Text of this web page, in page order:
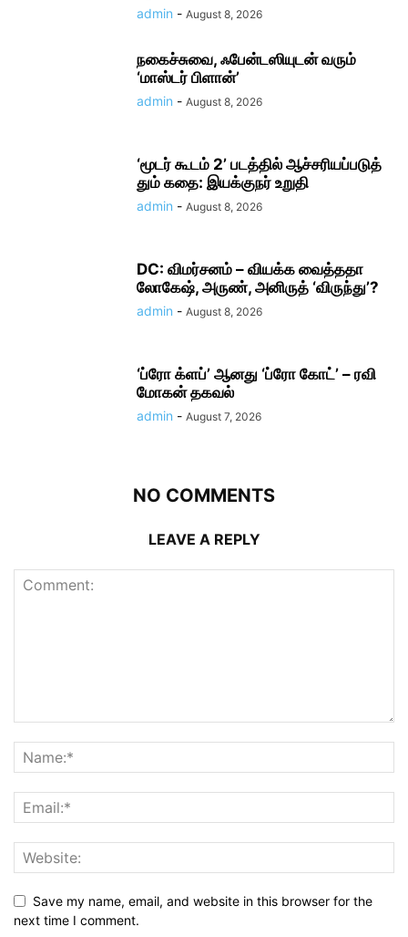
admin - August 8, 2026
நகைச்​சுவை, ஃபேன்டஸியுடன் வரும்
‘மாஸ்டர் பிளான்’
admin - August 8, 2026
‘மூடர் கூடம் 2’ படத்தில் ஆச்சரியப்படுத்​
தும் கதை: இயக்குநர் உறுதி
admin - August 8, 2026
DC: விமர்சனம் – வியக்க வைத்ததா
லோகேஷ், அருண், அனிருத் ‘விருந்து’?
admin - August 8, 2026
‘ப்ரோ க்ளப்’ ஆனது ‘ப்ரோ கோட்’ – ரவி
மோகன் தகவல்
admin - August 7, 2026
NO COMMENTS
LEAVE A REPLY
Save my name, email, and website in this browser for the
next time I comment.